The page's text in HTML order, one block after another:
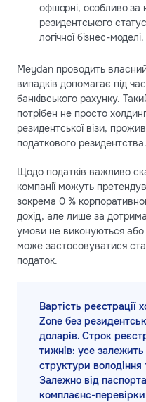
офшорні, особливо за
резидентського
логічної бізнес-моделі.
Meydan проводить
випадків допомагає під
банківського рахунку.
потрібен не просто
резидентської візи,
податкового резидентства.
Щодо податків важливо
компанії можуть
зокрема 0 %
дохід, але лише за
умови не виконуються або
може застосовуватися
податок.
Вартість реєстрації
Zone без
доларів. Строк
тижнів: усе
структури
Залежно від
комплаєнс-